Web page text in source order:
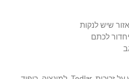
שיש לנקות
לכתם